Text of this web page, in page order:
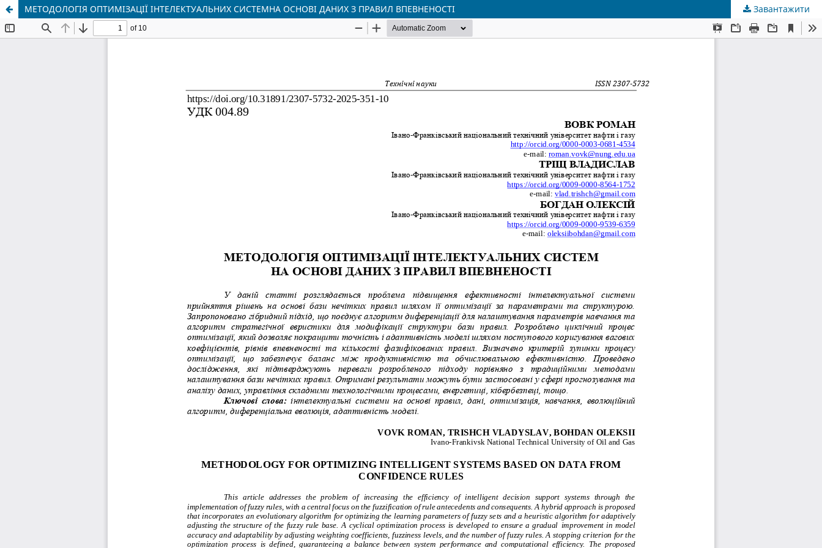
МЕТОДОЛОГІЯ ОПТИМІЗАЦІЇ ІНТЕЛЕКТУАЛЬНИХ СИСТЕМНА ОСНОВІ ДАНИХ З ПРАВИЛ ВПЕВНЕНОСТІ Завантажити